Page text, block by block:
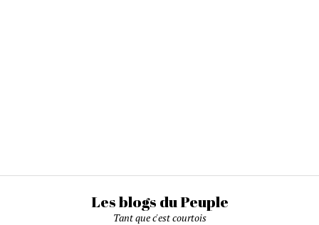
Les blogs du Peuple
Tant que c'est courtois